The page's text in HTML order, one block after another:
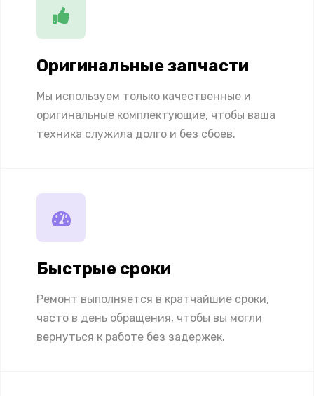
Оригинальные запчасти
Мы используем только качественные и
оригинальные комплектующие, чтобы ваша
техника служила долго и без сбоев.
Быстрые сроки
Ремонт выполняется в кратчайшие сроки,
часто в день обращения, чтобы вы могли
вернуться к работе без задержек.